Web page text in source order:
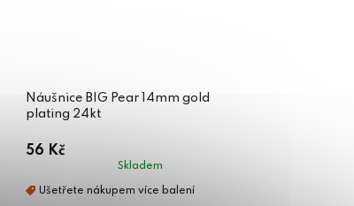
Náušnice BIG Pear 14mm gold
plating 24kt
56 Kč
Skladem